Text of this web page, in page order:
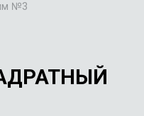
№3